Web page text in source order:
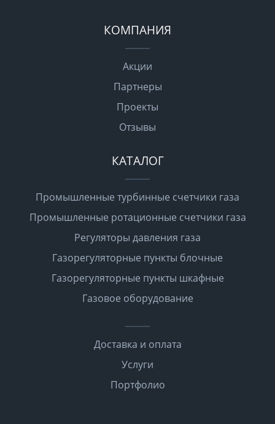
КОМПАНИЯ
Акции
Партнеры
Проекты
Отзывы
КАТАЛОГ
Промышленные турбинные счетчики газа
Промышленные ротационные счетчики газа
Регуляторы давления газа
Газорегуляторные пункты блочные
Газорегуляторные пункты шкафные
Газовое оборудование
Доставка и оплата
Услуги
Портфолио